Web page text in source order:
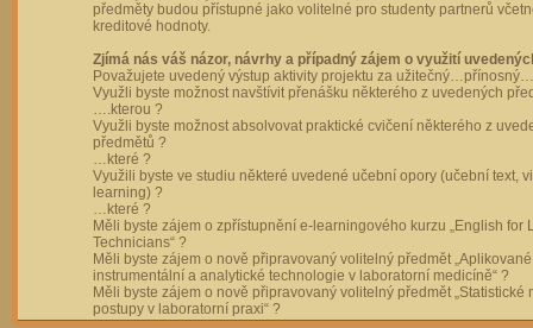
předměty budou přístupné jako volitelné pro studenty partnerů
kreditové hodnoty.
Zjímá nás váš názor, návrhy a případný zájem o využití
Považujete uvedený výstup aktivity projektu za
Využli byste možnost navštívit přenášku některého z uvedených
….kterou ?
Využli byste možnost absolvovat praktické cvičení některého z
předmětů ?
…které ?
Využili byste ve studiu některé uvedené učební opory (učební text,
learning) ?
…které ?
Měli byste zájem o zpřístupnění e-learningového kurzu „English for
Technicians“ ?
Měli byste zájem o nově připravovaný volitelný předmět „Aplikované
instrumentální a analytické technologie v laboratorní medicíně“ ?
Měli byste zájem o nově připravovaný volitelný předmět „Statistické
postupy v laboratorní praxi“ ?